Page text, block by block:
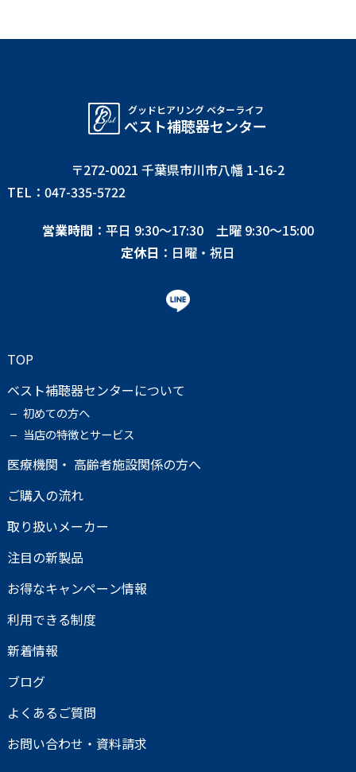
グッドヒアリング ベターライフ
べスト補聴器センター
〒272-0021 千葉県市川市八幡 1-16-2
TEL：047-335-5722
営業時間 ：平日 9:30〜17:30 土曜 9:30〜15:00
定休日 ：日曜・祝日
TOP
ベスト補聴器センターについて
初めての方へ
当店の特徴とサービス
医療機関・ 高齢者施設関係の方へ
ご購入の流れ
取り扱いメーカー
注目の新製品
お得なキャンペーン情報
利用できる制度
新着情報
ブログ
よくあるご質問
お問い合わせ・資料請求